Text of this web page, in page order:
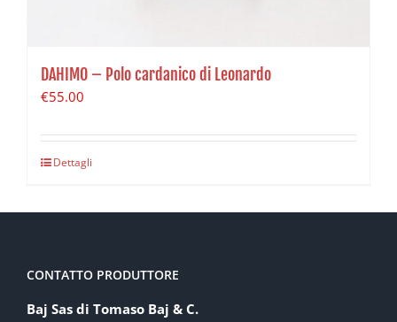
DAHIMO – Polo cardanico di Leonardo
€55.00
Dettagli
CONTATTO PRODUTTORE
Baj Sas di Tomaso Baj & C.